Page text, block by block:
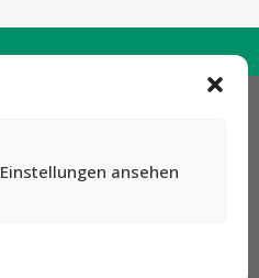
Einstellungen ansehen